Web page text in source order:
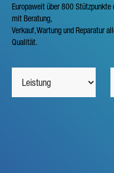
Europaweit über 800
mit Beratung,
Verkauf, Wartung und Reparatur
Qualität.